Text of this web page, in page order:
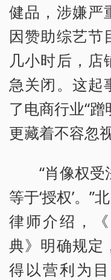
健品，涉嫌严
因赞助综艺节
几小时后，
急关闭。这起
了电商行业“蹭
更藏着不容忽
“肖像权受
等于‘授权’。”
律师介绍，
典》明确规定
得以营利为